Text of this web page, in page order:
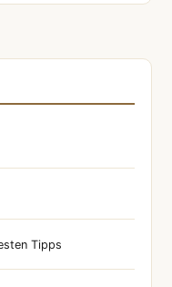
Tipps